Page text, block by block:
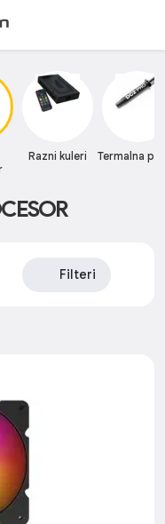
Razni kuleri Termalna
Filteri